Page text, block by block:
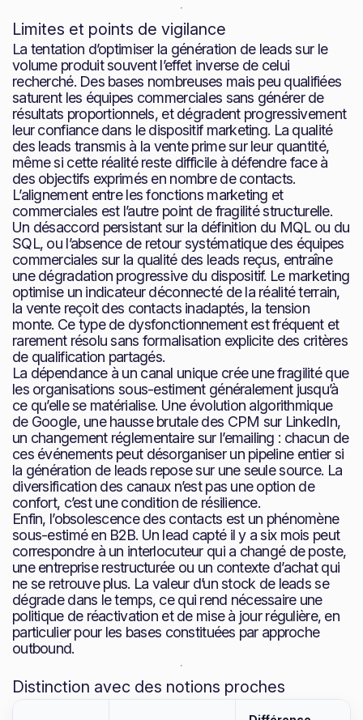
Limites et points de vigilance
La tentation d’optimiser la génération de leads sur le
volume produit souvent l’effet inverse de celui
recherché. Des bases nombreuses mais peu qualifiées
saturent les équipes commerciales sans générer de
résultats proportionnels, et dégradent progressivement
leur confiance dans le dispositif marketing. La qualité
des leads transmis à la vente prime sur leur quantité,
même si cette réalité reste difficile à défendre face à
des objectifs exprimés en nombre de contacts.
L’alignement entre les fonctions marketing et
commerciales est l’autre point de fragilité structurelle.
Un désaccord persistant sur la définition du MQL ou du
SQL, ou l’absence de retour systématique des équipes
commerciales sur la qualité des leads reçus, entraîne
une dégradation progressive du dispositif. Le marketing
optimise un indicateur déconnecté de la réalité terrain,
la vente reçoit des contacts inadaptés, la tension
monte. Ce type de dysfonctionnement est fréquent et
rarement résolu sans formalisation explicite des critères
de qualification partagés.
La dépendance à un canal unique crée une fragilité que
les organisations sous-estiment généralement jusqu’à
ce qu’elle se matérialise. Une évolution algorithmique
de Google, une hausse brutale des CPM sur LinkedIn,
un changement réglementaire sur l’emailing : chacun de
ces événements peut désorganiser un pipeline entier si
la génération de leads repose sur une seule source. La
diversification des canaux n’est pas une option de
confort, c’est une condition de résilience.
Enfin, l’obsolescence des contacts est un phénomène
sous-estimé en B2B. Un lead capté il y a six mois peut
correspondre à un interlocuteur qui a changé de poste,
une entreprise restructurée ou un contexte d’achat qui
ne se retrouve plus. La valeur d’un stock de leads se
dégrade dans le temps, ce qui rend nécessaire une
politique de réactivation et de mise à jour régulière, en
particulier pour les bases constituées par approche
outbound.
Distinction avec des notions proches